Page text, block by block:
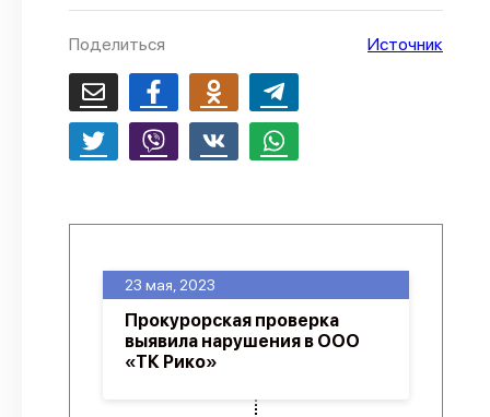
Поделиться Источник
23 мая, 2023
Прокурорская проверка
выявила нарушения в ООО
«ТК Рико»